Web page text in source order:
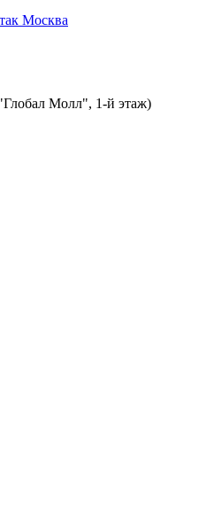
Молл", 1-й этаж)